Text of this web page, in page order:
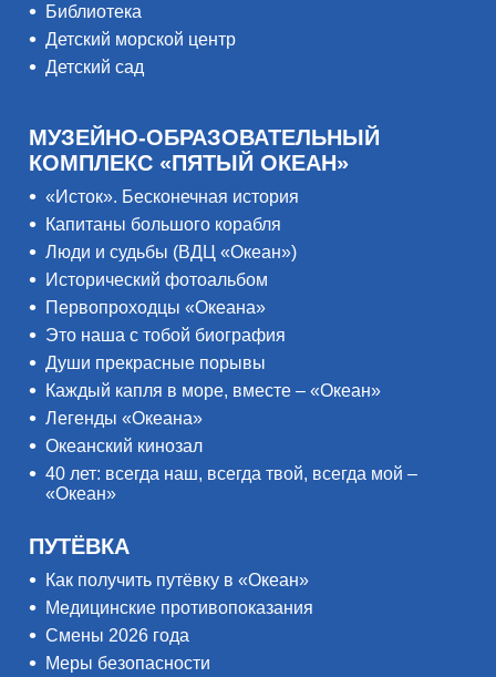
Библиотека
Детский морской центр
Детский сад
МУЗЕЙНО-ОБРАЗОВАТЕЛЬНЫЙ
КОМПЛЕКС «ПЯТЫЙ ОКЕАН»
«Исток». Бесконечная история
Капитаны большого корабля
Люди и судьбы (ВДЦ «Океан»)
Исторический фотоальбом
Первопроходцы «Океана»
Это наша с тобой биография
Души прекрасные порывы
Каждый капля в море, вместе – «Океан»
Легенды «Океана»
Океанский кинозал
40 лет: всегда наш, всегда твой, всегда мой –
«Океан»
ПУТЁВКА
Как получить путёвку в «Океан»
Медицинские противопоказания
Смены 2026 года
Меры безопасности